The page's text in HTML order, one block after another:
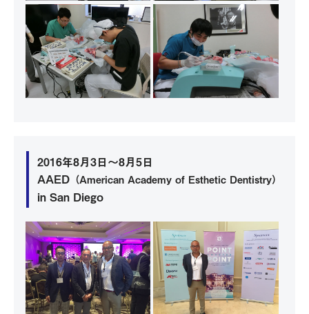
2016年8月3日～8月5日
AAED （American Academy of Esthetic Dentistry）
in San Diego